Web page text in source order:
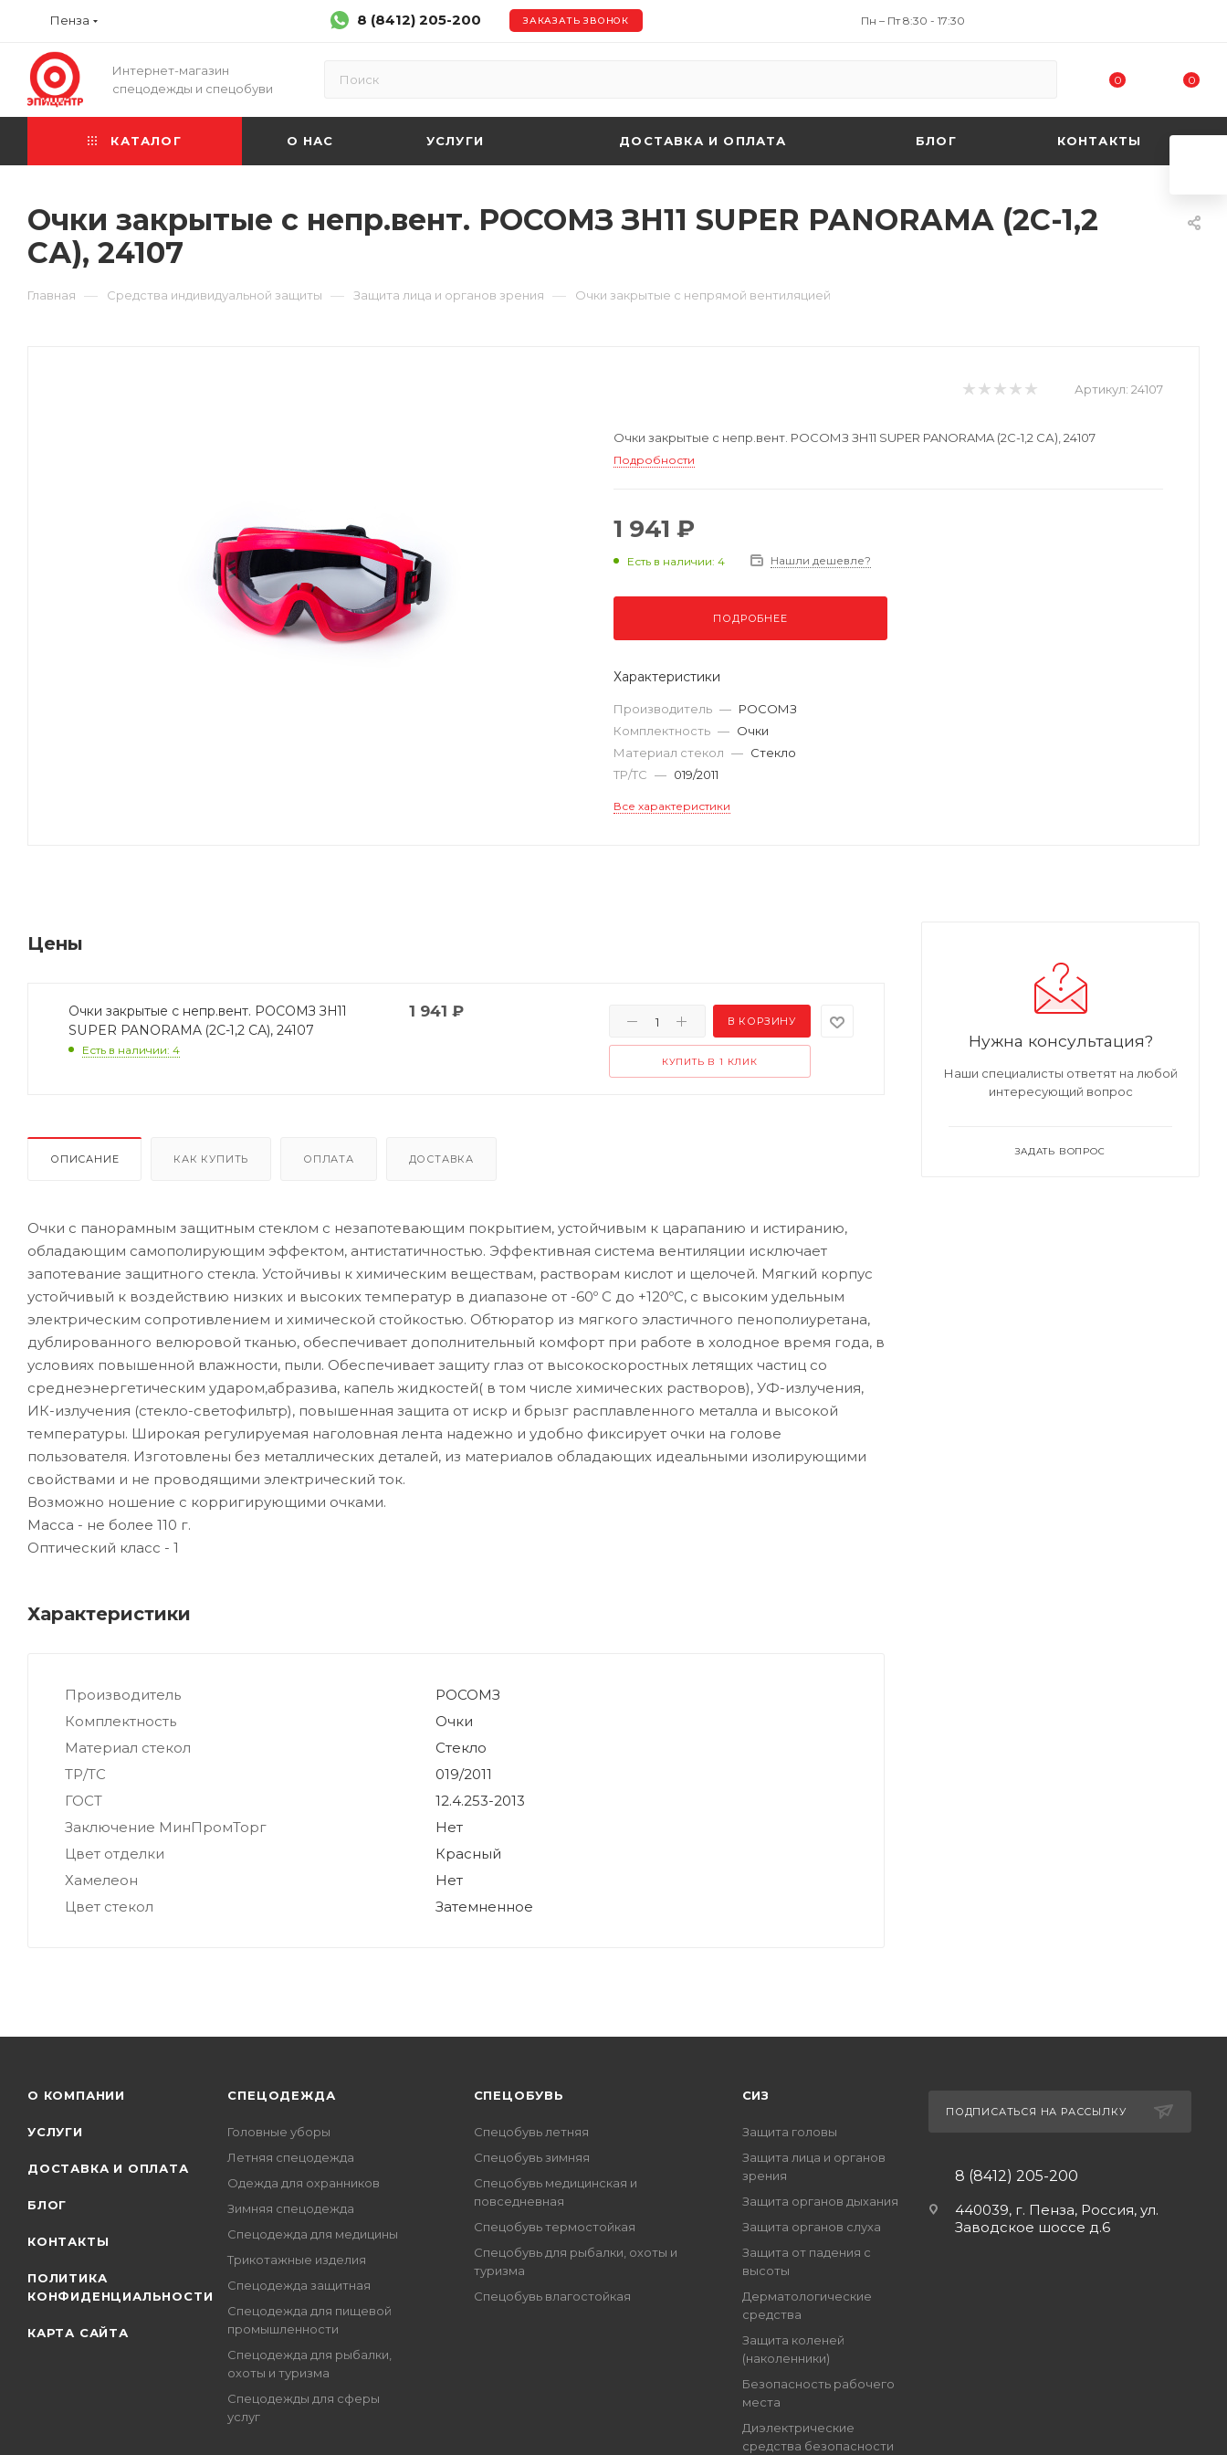
Пенза 8 (8412) 205-200 ЗАКАЗАТЬ ЗВОНОК Пн – Пт 8:30 - 17:30
Интернет-магазин
спецодежды и спецобуви
0 0
КАТАЛОГ О НАС УСЛУГИ ДОСТАВКА И ОПЛАТА БЛОГ КОНТАКТЫ
Очки закрытые с непр.вент. РОСОМЗ ЗН11 SUPER PANORAMA (2C-1,2
СА), 24107
Главная — Средства индивидуальной защиты — Защита лица и органов зрения — Очки закрытые с непрямой вентиляцией
Артикул: 24107
Очки закрытые с непр.вент. РОСОМЗ ЗН11 SUPER PANORAMA (2C-1,2 СА), 24107
Подробности
1 941 ₽
Есть в наличии: 4 Нашли дешевле?
ПОДРОБНЕЕ
Характеристики
Производитель — РОСОМЗ
Комплектность — Очки
Материал стекол — Стекло
ТР/ТС — 019/2011
Все характеристики
Цены
Очки закрытые с непр.вент. РОСОМЗ ЗН11
SUPER PANORAMA (2C-1,2 СА), 24107
Есть в наличии: 4
1 941 ₽
В КОРЗИНУ
КУПИТЬ В 1 КЛИК
ОПИСАНИЕ КАК КУПИТЬ ОПЛАТА ДОСТАВКА
Очки с панорамным защитным стеклом с незапотевающим покрытием, устойчивым к царапанию и истиранию,
обладающим самополирующим эффектом, антистатичностью. Эффективная система вентиляции исключает
запотевание защитного стекла. Устойчивы к химическим веществам, растворам кислот и щелочей. Мягкий корпус
устойчивый к воздействию низких и высоких температур в диапазоне от -60º С до +120ºС, с высоким удельным
электрическим сопротивлением и химической стойкостью. Обтюратор из мягкого эластичного пенополиуретана,
дублированного велюровой тканью, обеспечивает дополнительный комфорт при работе в холодное время года, в
условиях повышенной влажности, пыли. Обеспечивает защиту глаз от высокоскоростных летящих частиц со
среднеэнергетическим ударом,абразива, капель жидкостей( в том числе химических растворов), УФ-излучения,
ИК-излучения (стекло-светофильтр), повышенная защита от искр и брызг расплавленного металла и высокой
температуры. Широкая регулируемая наголовная лента надежно и удобно фиксирует очки на голове
пользователя. Изготовлены без металлических деталей, из материалов обладающих идеальными изолирующими
свойствами и не проводящими электрический ток.
Возможно ношение с корригирующими очками.
Масса - не более 110 г.
Оптический класс - 1
Характеристики
Производитель
РОСОМЗ
Комплектность
Очки
Материал стекол
Стекло
ТР/ТС
019/2011
ГОСТ
12.4.253-2013
Заключение МинПромТорг
Нет
Цвет отделки
Красный
Хамелеон
Нет
Цвет стекол
Затемненное
Нужна консультация?
Наши специалисты ответят на любой
интересующий вопрос
ЗАДАТЬ ВОПРОС
О КОМПАНИИ
УСЛУГИ
ДОСТАВКА И ОПЛАТА
БЛОГ
КОНТАКТЫ
ПОЛИТИКА
КОНФИДЕНЦИАЛЬНОСТИ
КАРТА САЙТА
СПЕЦОДЕЖДА
Головные уборы
Летняя спецодежда
Одежда для охранников
Зимняя спецодежда
Спецодежда для медицины
Трикотажные изделия
Спецодежда защитная
Спецодежда для пищевой
промышленности
Спецодежда для рыбалки,
охоты и туризма
Спецодежды для сферы
услуг
CПЕЦОБУВЬ
Спецобувь летняя
Спецобувь зимняя
Спецобувь медицинская и
повседневная
Спецобувь термостойкая
Спецобувь для рыбалки, охоты и
туризма
Спецобувь влагостойкая
СИЗ
Защита головы
Защита лица и органов
зрения
Защита органов дыхания
Защита органов слуха
Защита от падения с
высоты
Дерматологические
средства
Защита коленей
(наколенники)
Безопасность рабочего
места
Диэлектрические
средства безопасности
ПОДПИСАТЬСЯ НА РАССЫЛКУ
8 (8412) 205-200
440039, г. Пенза, Россия, ул.
Заводское шоссе д.6